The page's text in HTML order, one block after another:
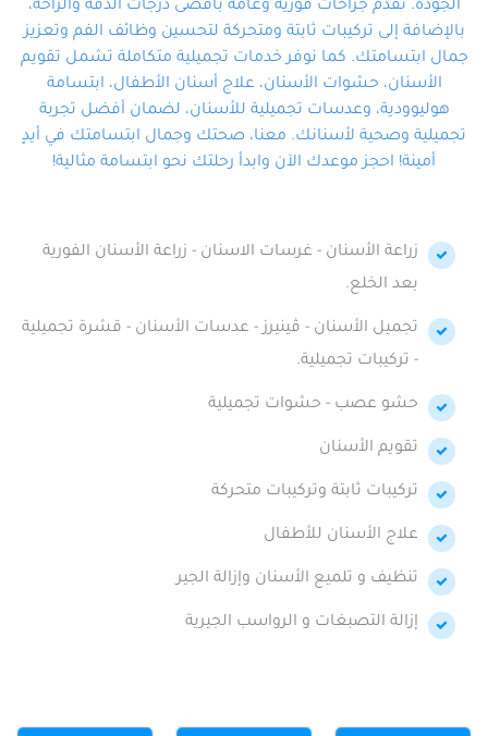
الجودة. نقدم جراحات فورية وعامة بأقصى درجات الدقة والراحة،
بالإضافة إلى تركيبات ثابتة ومتحركة لتحسين وظائف الفم وتعزيز
جمال ابتسامتك. كما نوفر خدمات تجميلية متكاملة تشمل تقويم
الأسنان، حشوات الأسنان، علاج أسنان الأطفال، ابتسامة
هوليوودية، وعدسات تجميلية للأسنان، لضمان أفضل تجربة
تجميلية وصحية لأسنانك. معنا، صحتك وجمال ابتسامتك في أيدٍ
أمينة! احجز موعدك الآن وابدأ رحلتك نحو ابتسامة مثالية!
زراعة الأسنان - غرسات الاسنان - زراعة الأسنان الفورية
بعد الخلع.
تجميل الأسنان - ڤينيرز - عدسات الأسنان - قشرة تجميلية
- تركيبات تجميلية.
حشو عصب - حشوات تجميلية
تقويم الأسنان
تركيبات ثابتة وتركيبات متحركة
علاج الأسنان للأطفال
تنظيف و تلميع الأسنان وإزالة الجير
إزالة التصبغات و الرواسب الجيرية